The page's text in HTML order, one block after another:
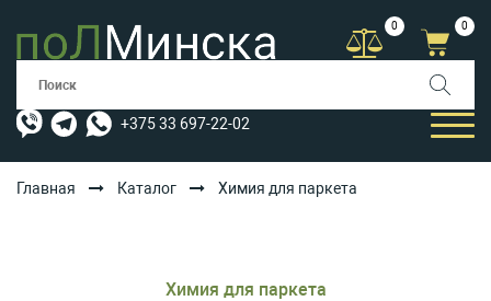
+375 33 697-22-02
0 0
Главная Каталог Химия для паркета
Химия для паркета